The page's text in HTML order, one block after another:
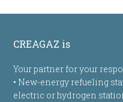
CREAGAZ is
Your partner for your
• New-energy refueling
electric or hydrogen